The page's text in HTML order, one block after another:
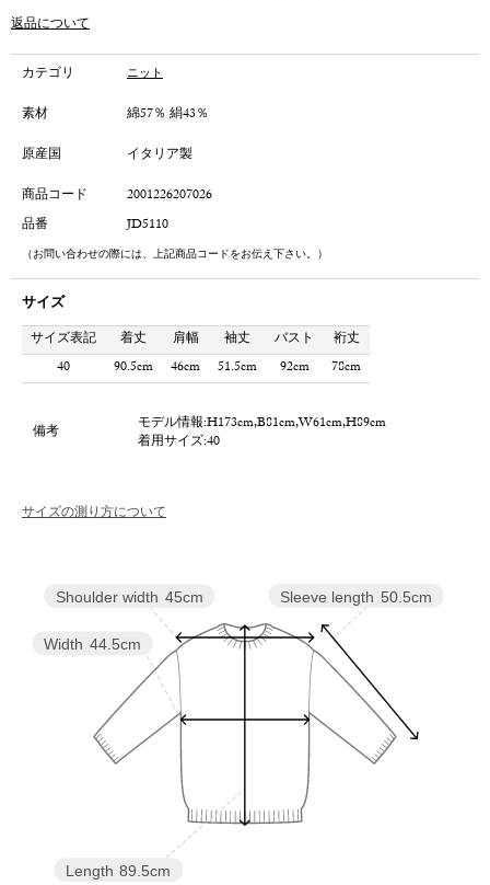
返品について
カテゴリ ニット
素材
綿57％ 絹43％
原産国
イタリア製
商品コード
2001226207026
品番
JD5110
（お問い合わせの際には、上記商品コードをお伝え下さい。）
サイズ
サイズ表記 着丈 肩幅 袖丈 バスト
裄丈
40
90.5cm 46cm 51.5cm 92cm 78cm
備考
モデル情報:H173cm,B81cm,W61cm,H89cm
着用サイズ:40
サイズの測り方について
Sleeve length 50.5cm
Length 89.5cm
Width 44.5cm
Shoulder width 45cm